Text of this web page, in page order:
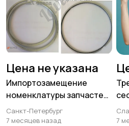
Цена не указана
Импортозамещение
номенклатуры запчастей
Cummins.
Санкт-Петербург
7 месяцев назад
7